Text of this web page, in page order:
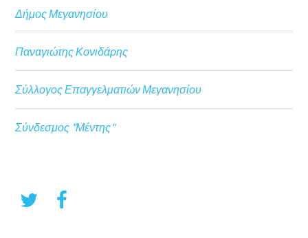
Δήμος Μεγανησίου
Παναγιώτης Κονιδάρης
Σύλλογος Επαγγελματιών Μεγανησίου
Σύνδεσμος "Μέντης"